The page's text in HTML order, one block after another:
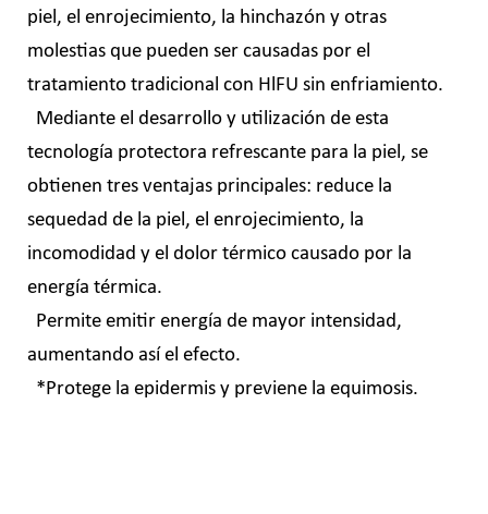
piel, el enrojecimiento, la hinchazón y otras
molestias que pueden ser causadas por el
tratamiento tradicional con HlFU sin enfriamiento.
Mediante el desarrollo y utilización de esta
tecnología protectora refrescante para la piel, se
obtienen tres ventajas principales: reduce la
sequedad de la piel, el enrojecimiento, la
incomodidad y el dolor térmico causado por la
energía térmica.
Permite emitir energía de mayor intensidad,
aumentando así el efecto.
*Protege la epidermis y previene la equimosis.